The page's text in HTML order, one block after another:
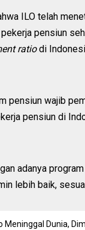
ILO telah
pensiun
ratiodi
pensiun wajib
pensiun di
adanya
lebih baik,
Meninggal Dunia,